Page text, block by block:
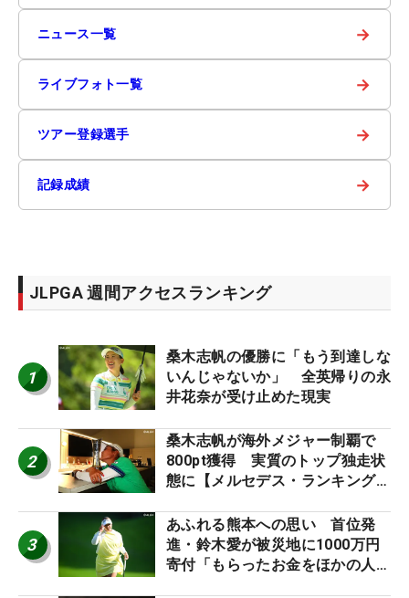
ニュース一覧 →
ライブフォト一覧 →
ツアー登録選手 →
記録成績 →
JLPGA 週間アクセスランキング
1
桑木志帆の優勝に「もう到達しな
いんじゃないか」 全英帰りの永
井花奈が受け止めた現実
2
桑木志帆が海外メジャー制覇で
800pt獲得 実質のトップ独走状
態に【メルセデス・ランキング番
3
あふれる熊本への思い 首位発
進・鈴木愛が被災地に1000万円
寄付「もらったお金をほかの人